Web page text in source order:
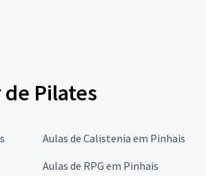
Pilates
Aulas de Calistenia em Pinhais
Aulas de RPG em Pinhais